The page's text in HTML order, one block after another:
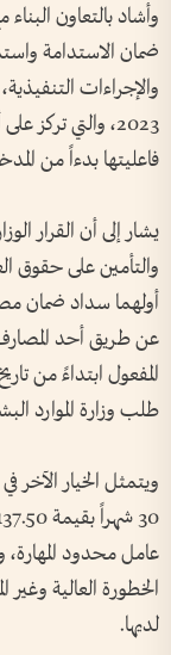
وأشاد بالتعاون
ضمان الاستدامة
2023، والتي
فاعليتها بدءاً من
والتأمين على حقوق
عن طريق أحد
المفعول ابتداءً من
طلب وزارة الموارد
ويتمثل الخيار الآخر
الخطورة العالية
لديها.